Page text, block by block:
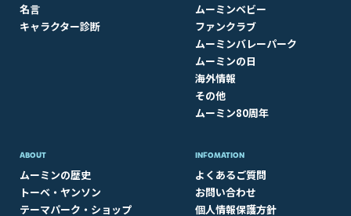
名言
キャラクター診断
ムーミンベビー
ファンクラブ
ムーミンバレーパーク
ムーミンの日
海外情報
その他
ムーミン80周年
ABOUT​
ムーミンの歴史
トーベ・ヤンソン
テーマパーク・ショップ
INFOMATION
よくあるご質問
お問い合わせ
個人情報保護方針